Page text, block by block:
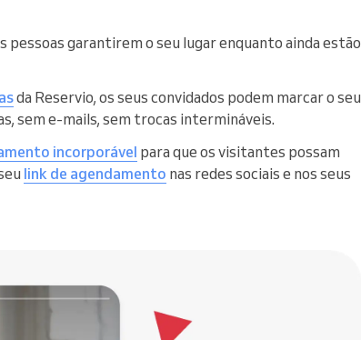
garantirem o seu lugar enquanto ainda estão
da Reservio, os seus convidados podem marcar o seu
sem e-mails, sem trocas intermináveis.
incorporável para que os visitantes possam
link de agendamento nas redes sociais e nos seus